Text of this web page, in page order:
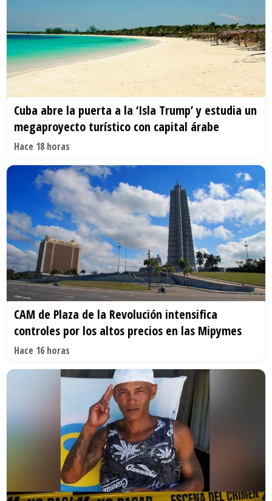
Cuba abre la puerta a la ‘Isla Trump’ y estudia un
megaproyecto turístico con capital árabe
Hace 18 horas
CAM de Plaza de la Revolución intensifica
controles por los altos precios en las Mipymes
Hace 16 horas